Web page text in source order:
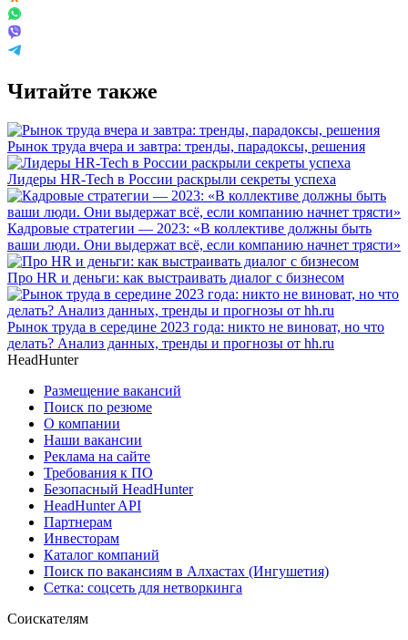
Читайте также
Рынок труда вчера и завтра: тренды, парадоксы, решения
Лидеры HR-Tech в России раскрыли секреты успеха
Кадровые стратегии — 2023: «В коллективе должны быть
ваши люди. Они выдержат всё, если компанию начнет трясти»
Про HR и деньги: как выстраивать диалог с бизнесом
Рынок труда в середине 2023 года: никто не виноват, но что
делать? Анализ данных, тренды и прогнозы от hh.ru
HeadHunter
Размещение вакансий
Поиск по резюме
О компании
Наши вакансии
Реклама на сайте
Требования к ПО
Безопасный HeadHunter
HeadHunter API
Партнерам
Инвесторам
Каталог компаний
Поиск по вакансиям в Алхастах (Ингушетия)
Сетка: соцсеть для нетворкинга
Соискателям